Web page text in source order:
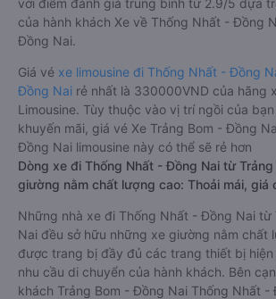
với điểm đánh giá trung bình từ 2.9/5 dựa
của hành khách Xe về Thống Nhất - Đồng
Đồng Nai.
Giá vé xe limousine đi Thống Nhất - Đồng
Đồng Nai rẻ nhất là 330000VND của hãng
Limousine. Tùy thuộc vào vị trí ngồi của
khuyến mãi, giá vé Xe Trảng Bom - Đồng
Đồng Nai limousine này có thể sẽ rẻ hơn
Dòng xe đi Thống Nhất - Đồng Nai từ
giường nằm chất lượng cao: Thoải mái, giá
Những nhà xe đi Thống Nhất - Đồng Nai từ
Nai đều sở hữu những xe giường nằm chất
được trang bị đầy đủ các trang thiết bị
nhu cầu di chuyển của hành khách. Bên
khách Trảng Bom - Đồng Nai Thống Nhất -